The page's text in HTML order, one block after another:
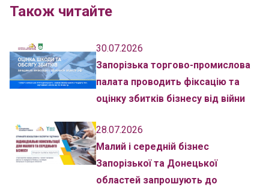
Також читайте
30.07.2026
Запорізька торгово-промислова
палата проводить фіксацію та
оцінку збитків бізнесу від війни
28.07.2026
Малий і середній бізнес
Запорізької та Донецької
областей запрошують до